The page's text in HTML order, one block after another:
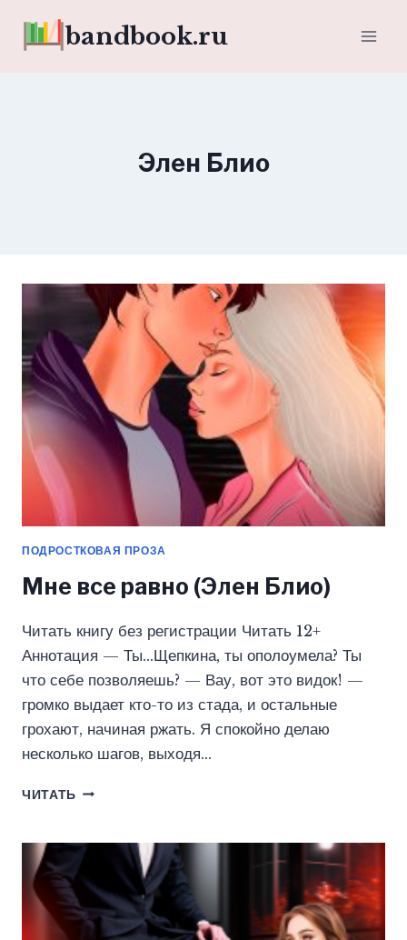
bandbook.ru
Элен Блио
ПОДРОСТКОВАЯ ПРОЗА
Мне все равно (Элен Блио)
Читать книгу без регистрации Читать 12+
Аннотация — Ты…Щепкина, ты ополоумела? Ты
что себе позволяешь? — Вау, вот это видок! —
громко выдает кто-то из стада, и остальные
грохают, начиная ржать. Я спокойно делаю
несколько шагов, выходя…
ЧИТАТЬ МНЕ
(ЭЛЕН
БЛИО)